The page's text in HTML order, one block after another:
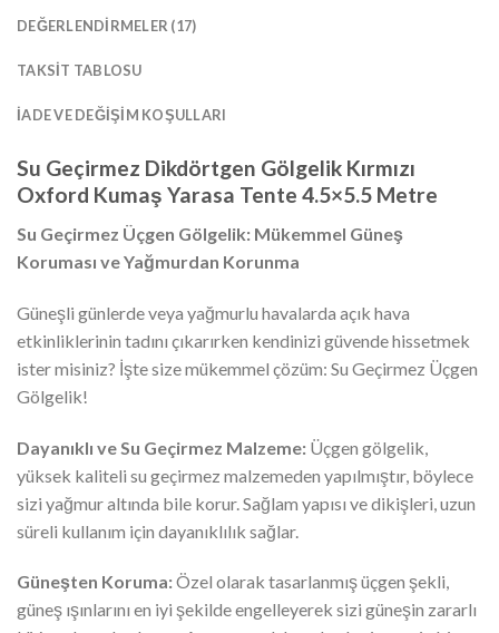
DEĞERLENDIRMELER (17)
TAKSIT TABLOSU
İADE VE DEĞIŞIM KOŞULLARI
Su Geçirmez Dikdörtgen Gölgelik Kırmızı
Oxford Kumaş Yarasa Tente 4.5×5.5 Metre
Su Geçirmez Üçgen Gölgelik: Mükemmel Güneş
Koruması ve Yağmurdan Korunma
Güneşli günlerde veya yağmurlu havalarda açık hava
etkinliklerinin tadını çıkarırken kendinizi güvende hissetmek
ister misiniz? İşte size mükemmel çözüm: Su Geçirmez Üçgen
Gölgelik!
Dayanıklı ve Su Geçirmez Malzeme: Üçgen gölgelik,
yüksek kaliteli su geçirmez malzemeden yapılmıştır, böylece
sizi yağmur altında bile korur. Sağlam yapısı ve dikişleri, uzun
süreli kullanım için dayanıklılık sağlar.
Güneşten Koruma:Özel olarak tasarlanmış üçgen şekli,
güneş ışınlarını en iyi şekilde engelleyerek sizi güneşin zararlı